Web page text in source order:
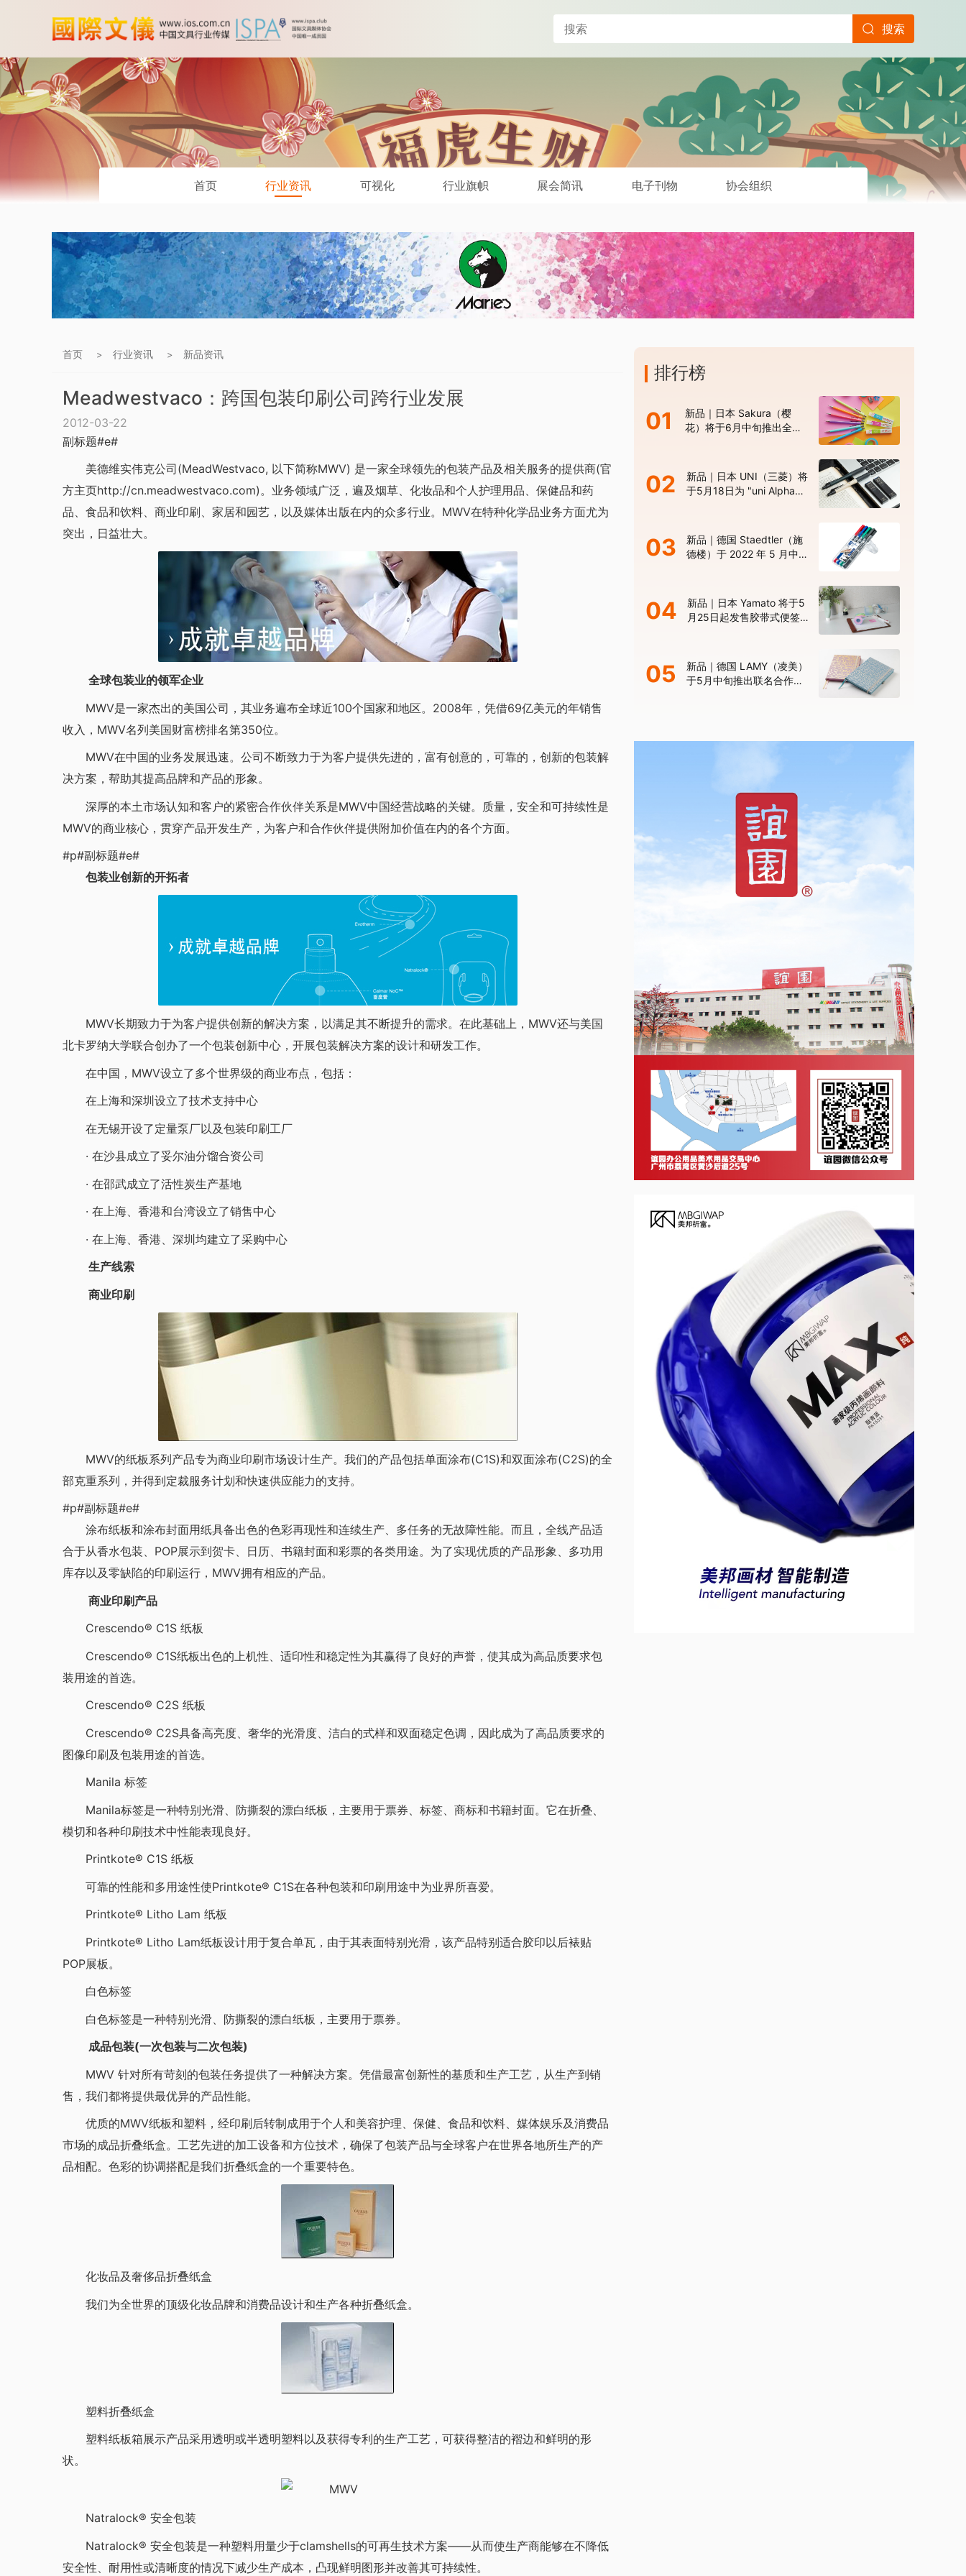
搜索
首页 行业资讯 可视化 行业旗帜 展会简讯 电子刊物 协会组织
首页 > 行业资讯 > 新品资讯
Meadwestvaco：跨国包装印刷公司跨行业发展
2012-03-22
副标题#e#
美德维实伟克公司(MeadWestvaco, 以下简称MWV) 是一家全球领先的包装产品及相关服务的提供商(官
方主页http://cn.meadwestvaco.com)。业务领域广泛，遍及烟草、化妆品和个人护理用品、保健品和药
品、食品和饮料、商业印刷、家居和园艺，以及媒体出版在内的众多行业。MWV在特种化学品业务方面尤为
突出，日益壮大。
全球包装业的领军企业
MWV是一家杰出的美国公司，其业务遍布全球近100个国家和地区。2008年，凭借69亿美元的年销售
收入，MWV名列美国财富榜排名第350位。
MWV在中国的业务发展迅速。公司不断致力于为客户提供先进的，富有创意的，可靠的，创新的包装解
决方案，帮助其提高品牌和产品的形象。
深厚的本土市场认知和客户的紧密合作伙伴关系是MWV中国经营战略的关键。质量，安全和可持续性是
MWV的商业核心，贯穿产品开发生产，为客户和合作伙伴提供附加价值在内的各个方面。
#p#副标题#e#
包装业创新的开拓者
MWV长期致力于为客户提供创新的解决方案，以满足其不断提升的需求。在此基础上，MWV还与美国
北卡罗纳大学联合创办了一个包装创新中心，开展包装解决方案的设计和研发工作。
在中国，MWV设立了多个世界级的商业布点，包括：
在上海和深圳设立了技术支持中心
在无锡开设了定量泵厂以及包装印刷工厂
· 在沙县成立了妥尔油分馏合资公司
· 在邵武成立了活性炭生产基地
· 在上海、香港和台湾设立了销售中心
· 在上海、香港、深圳均建立了采购中心
生产线索
商业印刷
MWV的纸板系列产品专为商业印刷市场设计生产。我们的产品包括单面涂布(C1S)和双面涂布(C2S)的全
部克重系列，并得到定裁服务计划和快速供应能力的支持。
#p#副标题#e#
涂布纸板和涂布封面用纸具备出色的色彩再现性和连续生产、多任务的无故障性能。而且，全线产品适
合于从香水包装、POP展示到贺卡、日历、书籍封面和彩票的各类用途。为了实现优质的产品形象、多功用
库存以及零缺陷的印刷运行，MWV拥有相应的产品。
商业印刷产品
Crescendo® C1S 纸板
Crescendo® C1S纸板出色的上机性、适印性和稳定性为其赢得了良好的声誉，使其成为高品质要求包
装用途的首选。
Crescendo® C2S 纸板
Crescendo® C2S具备高亮度、奢华的光滑度、洁白的式样和双面稳定色调，因此成为了高品质要求的
图像印刷及包装用途的首选。
Manila 标签
Manila标签是一种特别光滑、防撕裂的漂白纸板，主要用于票券、标签、商标和书籍封面。它在折叠、
模切和各种印刷技术中性能表现良好。
Printkote® C1S 纸板
可靠的性能和多用途性使Printkote® C1S在各种包装和印刷用途中为业界所喜爱。
Printkote® Litho Lam 纸板
Printkote® Litho Lam纸板设计用于复合单瓦，由于其表面特别光滑，该产品特别适合胶印以后裱贴
POP展板。
白色标签
白色标签是一种特别光滑、防撕裂的漂白纸板，主要用于票券。
成品包装(一次包装与二次包装)
MWV 针对所有苛刻的包装任务提供了一种解决方案。凭借最富创新性的基质和生产工艺，从生产到销
售，我们都将提供最优异的产品性能。
优质的MWV纸板和塑料，经印刷后转制成用于个人和美容护理、保健、食品和饮料、媒体娱乐及消费品
市场的成品折叠纸盒。工艺先进的加工设备和方位技术，确保了包装产品与全球客户在世界各地所生产的产
品相配。色彩的协调搭配是我们折叠纸盒的一个重要特色。
化妆品及奢侈品折叠纸盒
我们为全世界的顶级化妆品牌和消费品设计和生产各种折叠纸盒。
塑料折叠纸盒
塑料纸板箱展示产品采用透明或半透明塑料以及获得专利的生产工艺，可获得整洁的褶边和鲜明的形
状。
Natralock® 安全包装
Natralock® 安全包装是一种塑料用量少于clamshells的可再生技术方案——从而使生产商能够在不降低
安全性、耐用性或清晰度的情况下减少生产成本，凸现鲜明图形并改善其可持续性。
排行榜
01
新品｜日本 Sakura（樱
花）将于6月中旬推出全新
擦
02
新品｜日本 UNI（三菱）将
于5月18日为 "uni Alpha
03
新品｜德国 Staedtler（施
德楼）于 2022 年 5 月中旬
04
新品｜日本 Yamato 将于5
月25日起发售胶带式便签
05
新品｜德国 LAMY（凌美）
于5月中旬推出联名合作款